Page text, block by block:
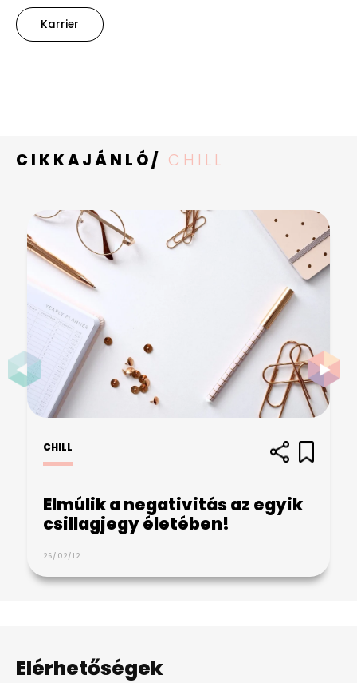
Karrier
CIKKAJÁNLÓ/ CHILL
CHILL
Elmúlik a negativitás az egyik
csillagjegy életében!
26/02/12
Elérhetőségek